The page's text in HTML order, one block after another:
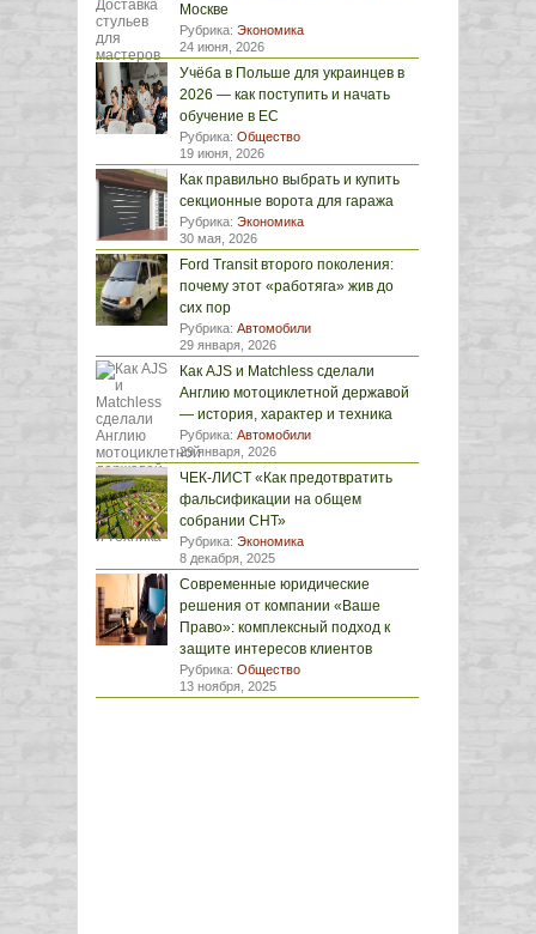
Москве
Рубрика: Экономика
24 июня, 2026
Учёба в Польше для украинцев в
2026 — как поступить и начать
обучение в ЕС
Рубрика: Общество
19 июня, 2026
Как правильно выбрать и купить
секционные ворота для гаража
Рубрика: Экономика
30 мая, 2026
Ford Transit второго поколения:
почему этот «работяга» жив до
сих пор
Рубрика: Автомобили
29 января, 2026
Как AJS и Matchless сделали
Англию мотоциклетной державой
— история, характер и техника
Рубрика: Автомобили
29 января, 2026
ЧЕК-ЛИСТ «Как предотвратить
фальсификации на общем
собрании СНТ»
Рубрика: Экономика
8 декабря, 2025
Современные юридические
решения от компании «Ваше
Право»: комплексный подход к
защите интересов клиентов
Рубрика: Общество
13 ноября, 2025